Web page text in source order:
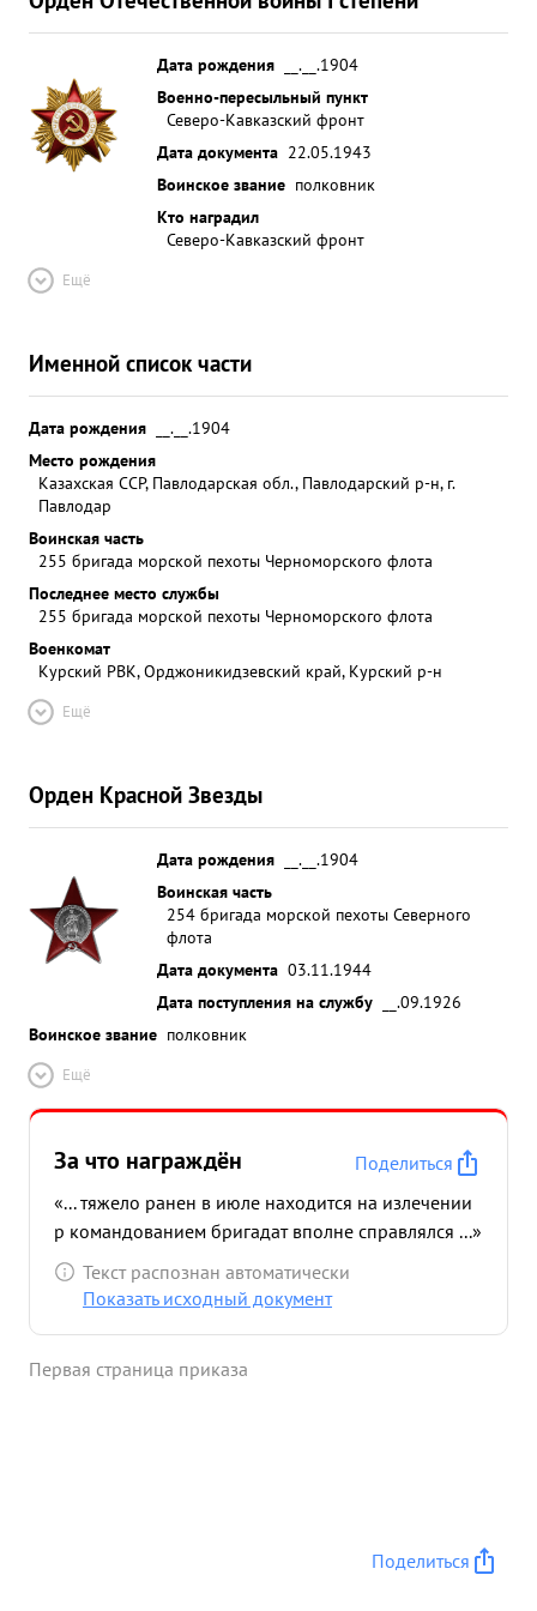
организацию десантной операции, за пр оявле
награды орден "СУВОРОВА СТЕПЕНИ. ...»
Дата рождения
__.__.1904
Военно-пересыльный пункт
Северо-Кавказский фронт
Дата документа 22.05.1943
Воинское звание полковник
Кто наградил
Северо-Кавказский фронт
Ещё
Именной список части
Дата рождения
__.__.1904
Место рождения
Казахская ССР, Павлодарская обл., Павлодарский р-н, г.
Павлодар
Воинская часть
255 бригада морской пехоты Черноморского флота
Последнее место службы
255 бригада морской пехоты Черноморского флота
Военкомат
Курский РВК, Орджоникидзевский край, Курский р-н
Ещё
Орден Красной Звезды
Дата рождения
__.__.1904
Воинская часть
254 бригада морской пехоты Северного
флота
Дата документа 03.11.1944
Дата поступления на службу
__.09.1926
Воинское звание полковник
Ещё
За что награждён
Поделиться
«... тяжело ранен в июле находится на излечении
р командованием бригадат вполне справлялся ...»
Текст распознан автоматически
Показать исходный документ
Первая страница приказа
Поделиться